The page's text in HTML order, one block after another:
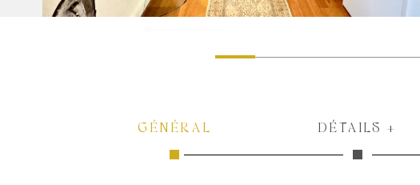
GÉNÉRAL DÉTAILS +